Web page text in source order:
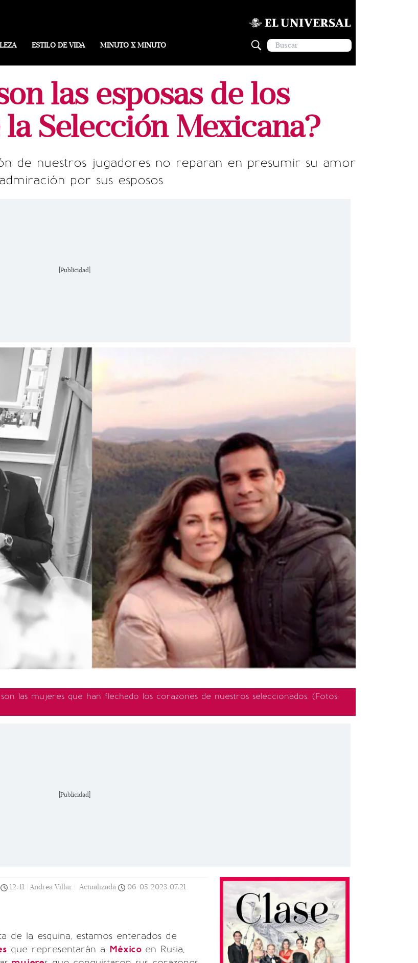
ESTILO DE VIDA MINUTO X MINUTO
las esposas de los
Selección Mexicana?
de nuestros jugadores no reparan en presumir su amor
por sus esposos
[Publicidad]
las mujeres que han flechado los corazones de nuestros seleccionados. (Fotos:
[Publicidad]
12:41 Andrea Villar | Actualizada 06/05/2023 07:21
de la esquina, estamos enterados de
que representarán a México en Rusia,